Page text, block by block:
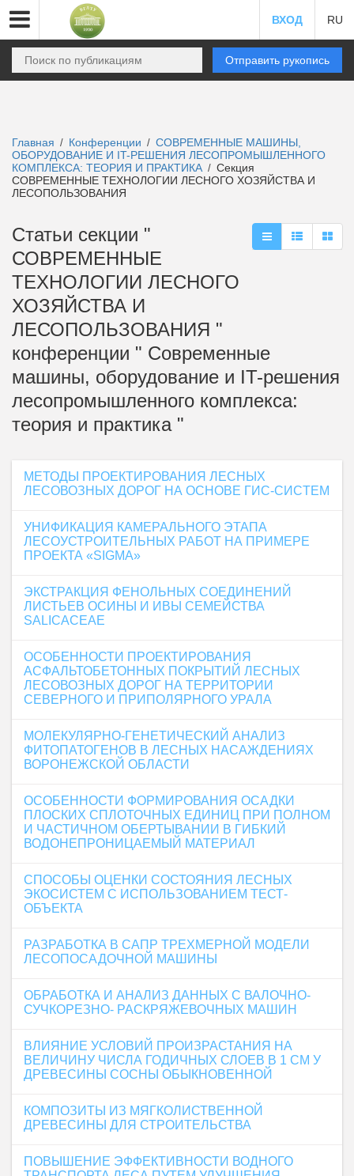
ВХОД RU
Отправить рукопись
Главная / Конференции / СОВРЕМЕННЫЕ МАШИНЫ,
ОБОРУДОВАНИЕ И IT-РЕШЕНИЯ ЛЕСОПРОМЫШЛЕННОГО
КОМПЛЕКСА: ТЕОРИЯ И ПРАКТИКА / Секция
СОВРЕМЕННЫЕ ТЕХНОЛОГИИ ЛЕСНОГО ХОЗЯЙСТВА И
ЛЕСОПОЛЬЗОВАНИЯ
Статьи секции "
СОВРЕМЕННЫЕ
ТЕХНОЛОГИИ ЛЕСНОГО
ХОЗЯЙСТВА И
ЛЕСОПОЛЬЗОВАНИЯ "
конференции " Современные
машины, оборудование и IT-решения
лесопромышленного комплекса:
теория и практика "
МЕТОДЫ ПРОЕКТИРОВАНИЯ ЛЕСНЫХ
ЛЕСОВОЗНЫХ ДОРОГ НА ОСНОВЕ ГИС-СИCТЕМ
УНИФИКАЦИЯ КАМЕРАЛЬНОГО ЭТАПА
ЛЕСОУСТРОИТЕЛЬНЫХ РАБОТ НА ПРИМЕРЕ
ПРОЕКТА «SIGMA»
ЭКСТРАКЦИЯ ФЕНОЛЬНЫХ СОЕДИНЕНИЙ
ЛИСТЬЕВ ОСИНЫ И ИВЫ СЕМЕЙСТВА
SALICACEAE
ОСОБЕННОСТИ ПРОЕКТИРОВАНИЯ
АСФАЛЬТОБЕТОННЫХ ПОКРЫТИЙ ЛЕСНЫХ
ЛЕСОВОЗНЫХ ДОРОГ НА ТЕРРИТОРИИ
СЕВЕРНОГО И ПРИПОЛЯРНОГО УРАЛА
МОЛЕКУЛЯРНО-ГЕНЕТИЧЕСКИЙ АНАЛИЗ
ФИТОПАТОГЕНОВ В ЛЕСНЫХ НАСАЖДЕНИЯХ
ВОРОНЕЖСКОЙ ОБЛАСТИ
ОСОБЕННОСТИ ФОРМИРОВАНИЯ ОСАДКИ
ПЛОСКИХ СПЛОТОЧНЫХ ЕДИНИЦ ПРИ ПОЛНОМ
И ЧАСТИЧНОМ ОБЕРТЫВАНИИ В ГИБКИЙ
ВОДОНЕПРОНИЦАЕМЫЙ МАТЕРИАЛ
СПОСОБЫ ОЦЕНКИ СОСТОЯНИЯ ЛЕСНЫХ
ЭКОСИСТЕМ С ИСПОЛЬЗОВАНИЕМ ТЕСТ-
ОБЪЕКТА
РАЗРАБОТКА В САПР ТРЕХМЕРНОЙ МОДЕЛИ
ЛЕСОПОСАДОЧНОЙ МАШИНЫ
ОБРАБОТКА И АНАЛИЗ ДАННЫХ С ВАЛОЧНО-
СУЧКОРЕЗНО- РАСКРЯЖЕВОЧНЫХ МАШИН
ВЛИЯНИЕ УСЛОВИЙ ПРОИЗРАСТАНИЯ НА
ВЕЛИЧИНУ ЧИСЛА ГОДИЧНЫХ СЛОЕВ В 1 СМ У
ДРЕВЕСИНЫ СОСНЫ ОБЫКНОВЕННОЙ
КОМПОЗИТЫ ИЗ МЯГКОЛИСТВЕННОЙ
ДРЕВЕСИНЫ ДЛЯ СТРОИТЕЛЬСТВА
ПОВЫШЕНИЕ ЭФФЕКТИВНОСТИ ВОДНОГО